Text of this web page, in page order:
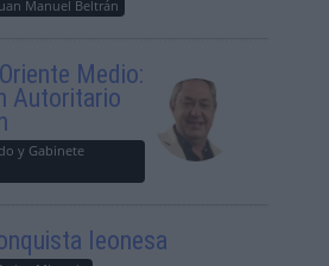
Manuel Beltrán
Medio:
Autoritario
y Gabinete
leonesa